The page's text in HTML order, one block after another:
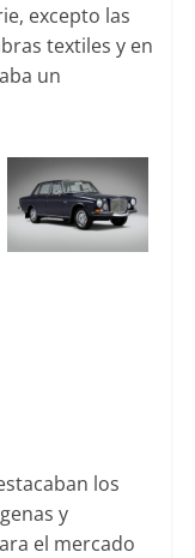
excepto las
textiles y en
un
los
y
el mercado